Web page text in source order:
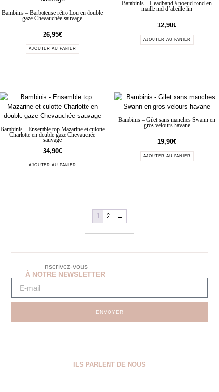
Bambinis – Barboteuse rétro Lou en double
gaze Chevauchée sauvage
26,95€
AJOUTER AU PANIER
Bambinis – Headband à noeud rond en
maille nid d’abeille lin
12,90€
AJOUTER AU PANIER
Bambinis – Ensemble top Mazarine et culotte
Charlotte en double gaze Chevauchée
sauvage
34,90€
AJOUTER AU PANIER
Bambinis – Gilet sans manches Swann en
gros velours havane
19,90€
AJOUTER AU PANIER
1 2 →
Inscrivez-vous
À NOTRE NEWSLETTER
ENVOYER
ILS PARLENT DE NOUS